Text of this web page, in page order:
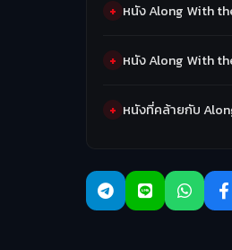
หนัง Along With
หนัง Along With
หนังที่คล้ายกับ